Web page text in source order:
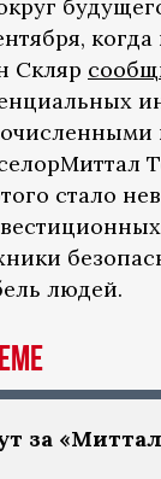
Скляр
стало
людей.
за